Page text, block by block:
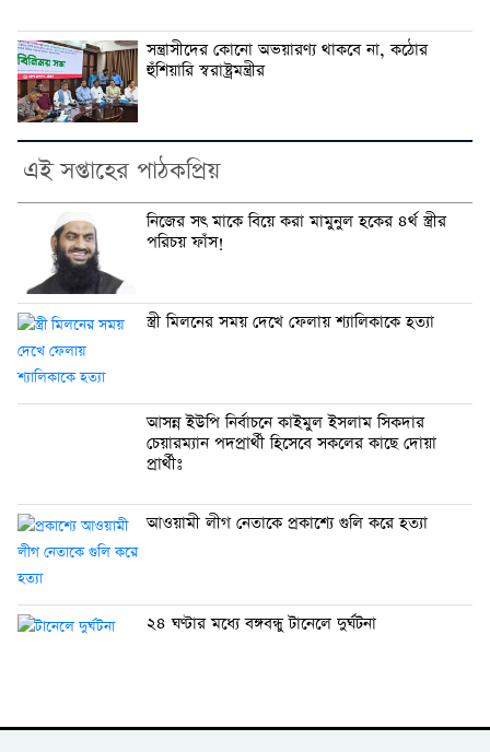
সন্ত্রাসীদের কোনো অভয়ারণ্য থাকবে না, কঠোর
হুঁশিয়ারি স্বরাষ্ট্রমন্ত্রীর
এই সপ্তাহের পাঠকপ্রিয়
নি‌জের সৎ মা‌কে বি‌য়ে করা মামুনুল হ‌কের ৪র্থ স্ত্রীর
প‌রিচয় ফাঁস!
স্ত্রী মিলনের সময় দেখে ফেলায় শ্যালিকাকে হত্যা
আসন্ন ইউপি নির্বাচনে কাইমুল ইসলাম সিকদার
চেয়ারম্যান পদপ্রার্থী হিসেবে সকলের কাছে দোয়া
প্রার্থীঃ
আওয়ামী লীগ নেতাকে প্রকাশ্যে গুলি করে হত্যা
২৪ ঘণ্টার মধ্যে বঙ্গবন্ধু টানেলে দুর্ঘটনা